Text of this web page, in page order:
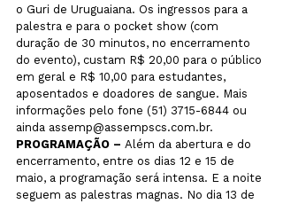
o Guri de Uruguaiana. Os ingressos para a
palestra e para o pocket show (com
duração de 30 minutos, no encerramento
do evento), custam R$ 20,00 para o público
em geral e R$ 10,00 para estudantes,
aposentados e doadores de sangue. Mais
informações pelo fone (51) 3715-6844 ou
PROGRAMAÇÃO – Além da abertura e do
encerramento, entre os dias 12 e 15 de
maio, a programação será intensa. E a noite
seguem as palestras magnas. No dia 13 de